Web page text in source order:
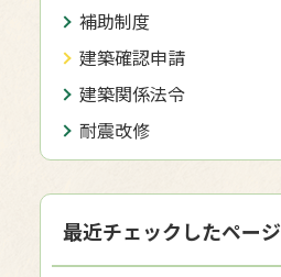
補助制度
建築確認申請
建築関係法令
耐震改修
最近チェックしたページ